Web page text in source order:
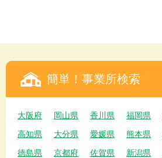
簡単！事業所検索
大阪府 岡山県 香川県 福岡県
高知県
大分県 愛媛県 熊本県
徳島県
京都府 佐賀県 新潟県